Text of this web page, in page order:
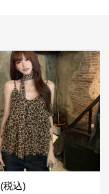
(税込)